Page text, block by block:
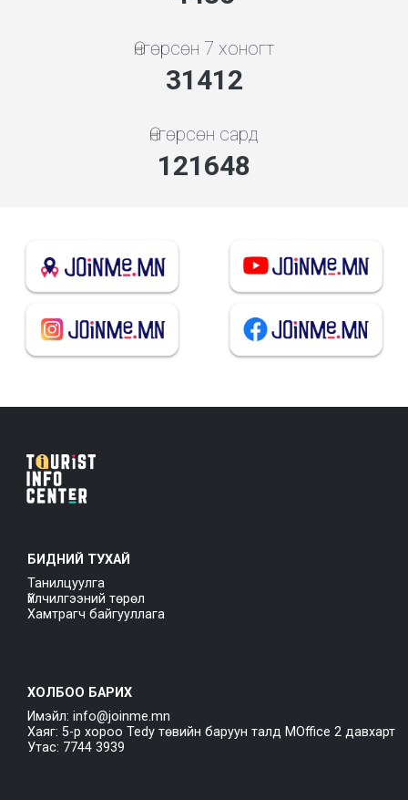
Өнгөрсөн 7 хоногт
33829
Өнгөрсөн сард
131005
БИДНИЙ ТУХАЙ
Танилцуулга
Үйлчилгээний төрөл
Хамтрагч байгууллага
ХОЛБОО БАРИХ
Имэйл: info@joinme.mn
Хаяг: 5-р хороо Tedy төвийн баруун талд MOffice 2 давхарт
Утас: 7744 3939